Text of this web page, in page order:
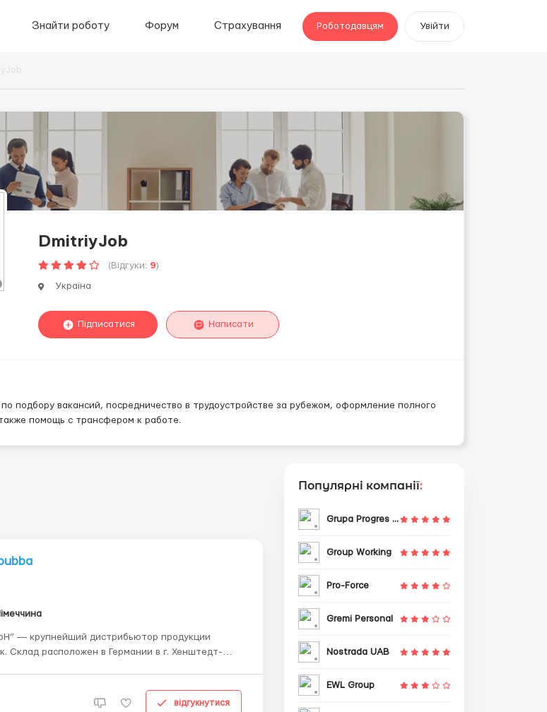
Знайти роботу Форум Страхування Роботодавцям Увійти
DmitriyJob
(Відгуки: 9)
Україна
Підписатися Написати
подбору вакансий, посредничество в трудоустройстве за рубежом, оформление полного
помощь с трансфером к работе.
― крупнейший дистрибьютор продукции
відгукнутися
Популярні компанії:
Grupa Progres Sp. z o.o.
Group Working
Pro-Force
Gremi Personal
Nostrada UAB
EWL Group